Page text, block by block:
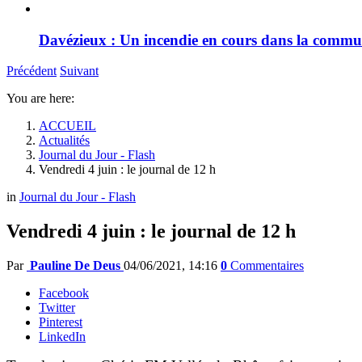
Davézieux : Un incendie en cours dans la
Précédent Suivant
You are here:
ACCUEIL
Actualités
Journal du Jour - Flash
Vendredi 4 juin : le journal de 12 h
in Journal du Jour - Flash
Vendredi 4 juin : le journal de 12 h
Par Pauline De Deus 04/06/2021, 14:16 0 Commentaires
Facebook
Twitter
Pinterest
LinkedIn